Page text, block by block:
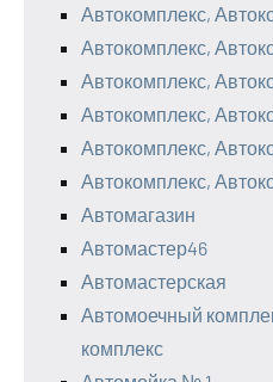
Автокомплекс,
Автокомплекс,
Автокомплекс,
Автокомплекс,
Автокомплекс,
Автокомплекс,
Автомагазин
Автомастер46
Автомастерская
Автомоечный
комплекс